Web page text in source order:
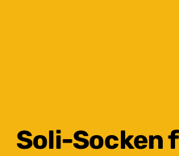
Soli-Socken